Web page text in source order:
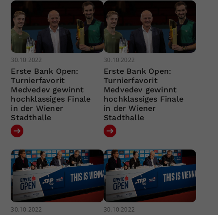
30.10.2022
Erste Bank Open:
Turnierfavorit
Medvedev gewinnt
hochklassiges Finale
in der Wiener
Stadthalle
30.10.2022
Erste Bank Open:
Turnierfavorit
Medvedev gewinnt
hochklassiges Finale
in der Wiener
Stadthalle
30.10.2022 30.10.2022